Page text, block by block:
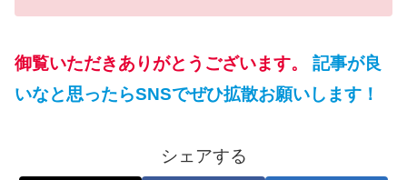
御覧いただきありがとうございます。
記事が良
いなと思ったらSNSでぜひ拡散お願いします！
シェアする